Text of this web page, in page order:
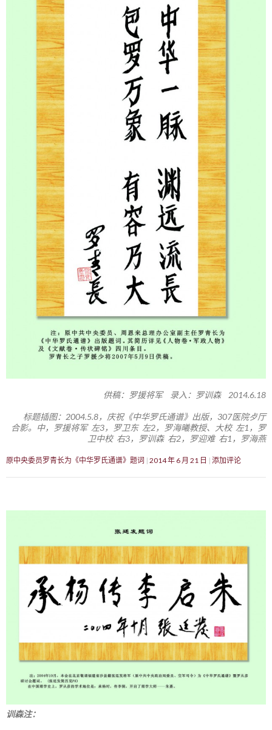
供稿：罗援将军 录入：罗训森 2014.6.18
标题插图：2004.5.8，庆祝《中华罗氏通谱》出版，307医院歺厅
合影。中，罗援将军 左3，罗卫东 左2，罗海曦教授、大校 左1，罗
卫中校 右3，罗训森 右2，罗迎难 右1，罗海燕
原中央委员罗青长为《中华罗氏通谱》题词 2014 年 6 月 21 日 添加评论
训森注：